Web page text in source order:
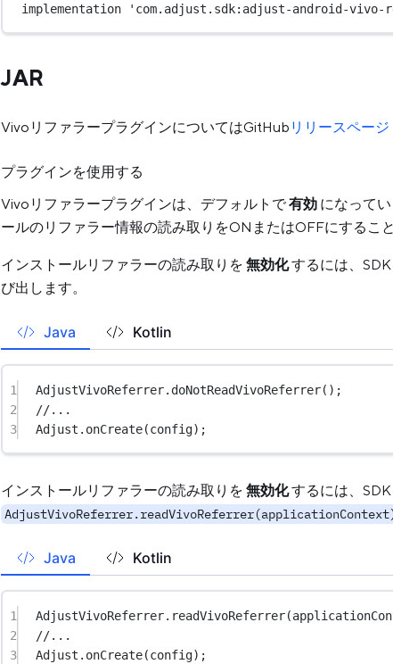
implementation 'com.adjust.sdk:adjust-android-
JAR
VivoリファラープラグインについてはGitHub リリースページ
プラグインを使用する
Vivoリファラープラグインは、デフォルトで有効 になってい
ールのリファラー情報の読み取りをONまたはOFFにするこ
インストールリファラーの読み取りを 無効化するには、
び出します。
Java Kotlin
1 AdjustVivoReferrer. doNotReadVivoReferrer();
2
//...
3
Adjust. onCreate(config);
インストールリファラーの読み取りを 無効化するには、
Java Kotlin
1 AdjustVivoReferrer. readVivoReferrer
2
//...
3
Adjust. onCreate(config);